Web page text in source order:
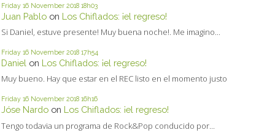
Friday 16 November 2018 18h03
Juan Pablo on Los Chiflados: ¡el regreso!
Si Daniel, estuve presente! Muy buena noche!. Me imagino...
Friday 16 November 2018 17h54
Daniel on Los Chiflados: ¡el regreso!
Muy bueno. Hay que estar en el REC listo en el momento justo
Friday 16 November 2018 16h16
Jóse Nardo on Los Chiflados: ¡el regreso!
Tengo todavia un programa de Rock&Pop conducido por...